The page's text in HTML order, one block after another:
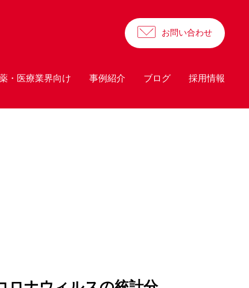
お問い合わせ
・医療業界向け 事例紹介 ブログ 採用情報